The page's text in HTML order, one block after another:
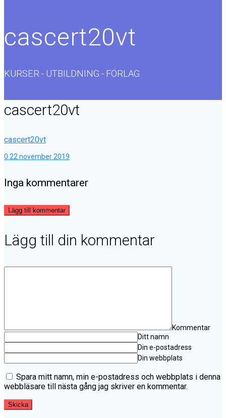
cascert20vt
KURSER - UTBILDNING - FÖRLAG
cascert20vt
cascert20vt
0 22 november 2019
Inga kommentarer
Lägg till kommentar
Lägg till din kommentar
Kommentar
Ditt namn
Din e-postadress
Din webbplats
Spara mitt namn, min e-postadress och webbplats i denna
webbläsare till nästa gång jag skriver en kommentar.